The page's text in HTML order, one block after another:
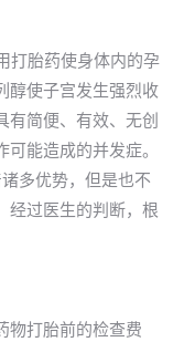
打胎药使身体内的孕
醇使子宫发生强烈收
有简便、有效、无创
能造成的并发症。
多优势，但是也不
经过医生的判断，根
物打胎前的检查费